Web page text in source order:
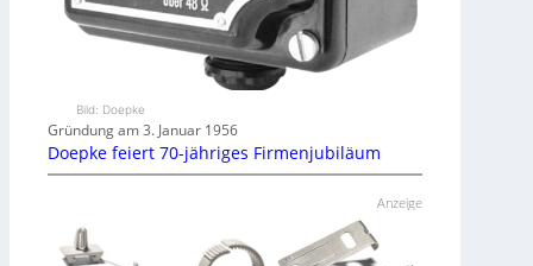
Bild: Doepke
Gründung am 3. Januar 1956
Doepke feiert 70-jähriges Firmenjubiläum
Anzeige